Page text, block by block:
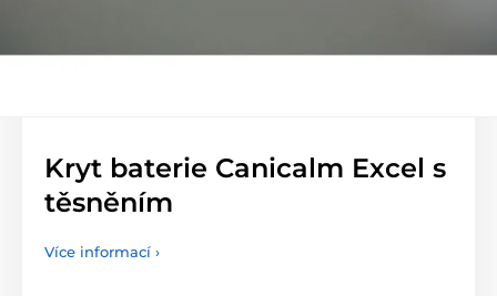
Kryt baterie Canicalm Excel s
těsněním
Více informací ›